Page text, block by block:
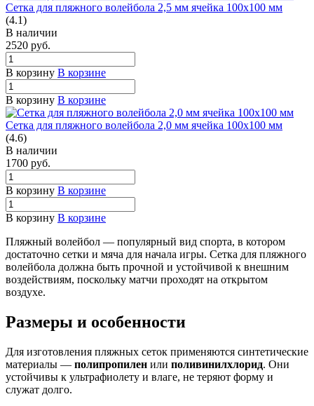
Сетка для пляжного волейбола 2,5 мм ячейка 100х100 мм
(4.1)
В наличии
2520 руб.
В корзину В корзине
В корзину В корзине
Сетка для пляжного волейбола 2,0 мм ячейка 100х100 мм
(4.6)
В наличии
1700 руб.
В корзину В корзине
В корзину В корзине
Пляжный волейбол — популярный вид спорта, в котором
достаточно сетки и мяча для начала игры. Сетка для пляжного
волейбола должна быть прочной и устойчивой к внешним
воздействиям, поскольку матчи проходят на открытом
воздухе.
Размеры и особенности
Для изготовления пляжных сеток применяются синтетические
материалы — полипропилен или поливинилхлорид. Они
устойчивы к ультрафиолету и влаге, не теряют форму и
служат долго.